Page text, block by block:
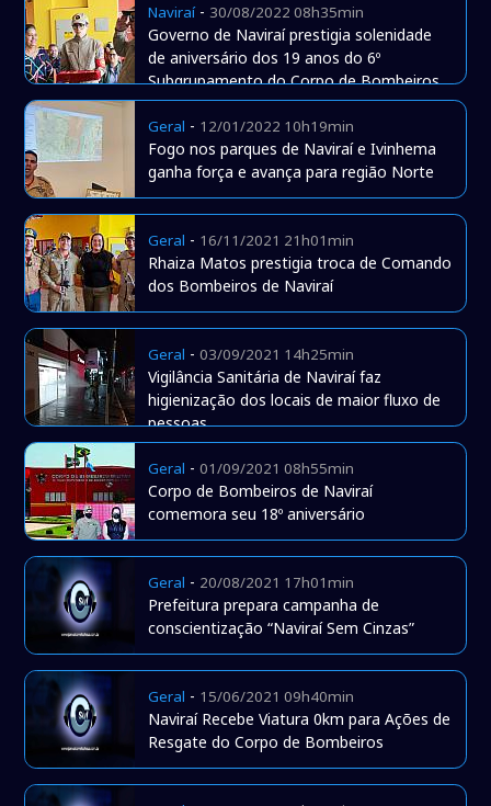
Naviraí- 30/08/2022 08h35min
Governo de Naviraí prestigia solenidade
de aniversário dos 19 anos do 6º
Subgrupamento do Corpo de Bombeiros
Geral - 12/01/2022 10h19min
Fogo nos parques de Naviraí e Ivinhema
ganha força e avança para região Norte
Geral - 16/11/2021 21h01min
Rhaiza Matos prestigia troca de Comando
dos Bombeiros de Naviraí
Geral -03/09/2021 14h25min
Vigilância Sanitária de Naviraí faz
higienização dos locais de maior fluxo de
pessoas.
Geral -01/09/2021 08h55min
Corpo de Bombeiros de Naviraí
comemora seu 18º aniversário
Geral - 20/08/2021 17h01min
Prefeitura prepara campanha de
conscientização “Naviraí Sem Cinzas”
Geral - 15/06/2021 09h40min
Naviraí Recebe Viatura 0km para Ações de
Resgate do Corpo de Bombeiros